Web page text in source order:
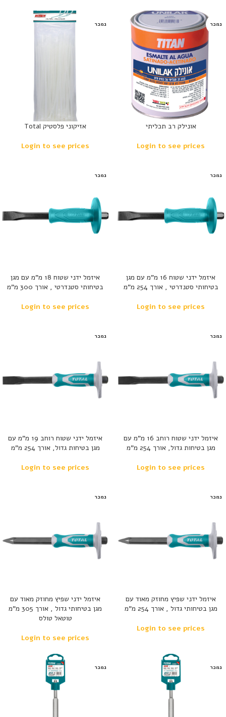
נמכר
אונילק רב תכליתי
Login to see prices
נמכר
אזיקוני פלסטיק Total
Login to see prices
נמכר
איזמל ידני שטוח 16 מ”מ עם מגן
בטיחותי סטנדרטי , אורך 254 מ”מ
Login to see prices
נמכר
איזמל ידני שטוח 18 מ”מ עם מגן
בטיחותי סטנדרטי , אורך 300 מ”מ
Login to see prices
נמכר
איזמל ידני שטוח רוחב 16 מ”מ עם
מגן בטיחות גדול, אורך 254 מ”מ
Login to see prices
נמכר
איזמל ידני שטוח רוחב 19 מ”מ עם
מגן בטיחות גדול, אורך 254 מ”מ
Login to see prices
נמכר
איזמל ידני שפיץ מחוזק מאוד עם
מגן בטיחותי גדול , אורך 254 מ”מ
Login to see prices
נמכר
איזמל ידני שפיץ מחוזק מאוד עם
מגן בטיחותי גדול , אורך 305 מ”מ
טוטאל טולס
Login to see prices
נמכר נמכר